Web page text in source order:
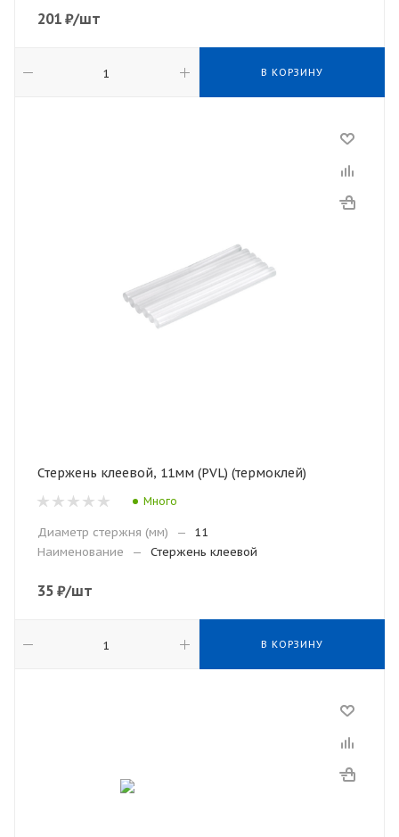
201 ₽/шт
В КОРЗИНУ
Стержень клеевой, 11мм (PVL) (термоклей)
Много
Диаметр стержня (мм) —
11
Наименование
— Стержень клеевой
35 ₽/шт
В КОРЗИНУ